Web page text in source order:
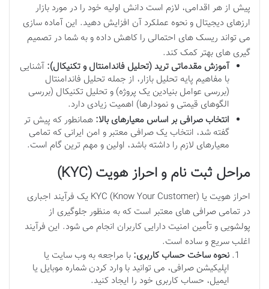
پیش از هر اقدامی، لازم است دانش اولیه خود را در مورد بازار
ارزهای دیجیتال و نحوه عملکرد آن افزایش دهید. این آماده سازی
می تواند ریسک های احتمالی را کاهش داده و به شما در تصمیم
گیری های بهتر کمک کند.
آموزش مقدماتی ترید (تحلیل فاندامنتال و تکنیکال): آشنایی
با مفاهیم پایه تحلیل بازار، از جمله تحلیل فاندامنتال
(بررسی عوامل بنیادین یک پروژه) و تحلیل تکنیکال (بررسی
الگوهای قیمتی و نمودارها) اهمیت زیادی دارد.
انتخاب صرافی بر اساس معیارهای بالا: همانطور که پیش تر
گفته شد، انتخاب یک صرافی معتبر و امن ایرانی که تمامی
معیارهای لازم را داشته باشد، اولین و مهم ترین گام است.
مراحل ثبت نام و احراز هویت (KYC)
احراز هویت یا KYC (Know Your Customer) یک فرآیند اجباری
در تمامی صرافی های معتبر است که به منظور جلوگیری از
پولشویی و تأمین امنیت دارایی کاربران انجام می شود. این فرآیند
اغلب سریع و ساده است.
نحوه ساخت حساب کاربری: با مراجعه به وب سایت یا
اپلیکیشن صرافی، می توانید با وارد کردن شماره موبایل یا
ایمیل، حساب کاربری خود را ایجاد کنید.